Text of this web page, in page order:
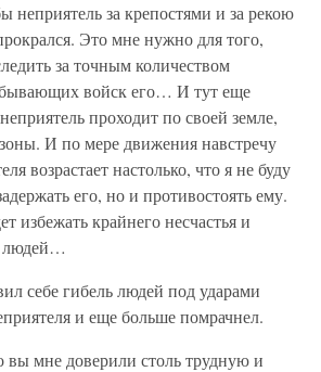
неприятель за крепостями и за рекою
Это мне нужно для того,
за точным количеством
войск его… И тут еще
проходит по своей земле,
И по мере движения навстречу
возрастает настолько, что я не буду
его, но и противостоять ему.
избежать крайнего несчастья и
людей…
себе гибель людей под ударами
и еще больше помрачнел.
вы мне доверили столь трудную и